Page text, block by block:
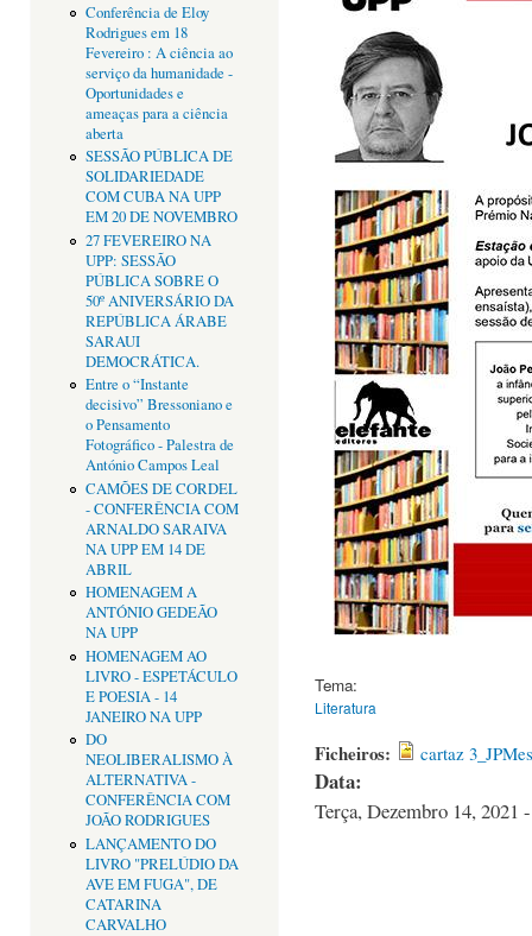
Conferência de Eloy
Rodrigues em 18
Fevereiro : A ciência ao
serviço da humanidade -
Oportunidades e
ameaças para a ciência
aberta
SESSÃO PÚBLICA DE
SOLIDARIEDADE
COM CUBA NA UPP
EM 20 DE NOVEMBRO
27 FEVEREIRO NA
UPP: SESSÃO
PÚBLICA SOBRE O
50º ANIVERSÁRIO DA
REPÚBLICA ÁRABE
SARAUI
DEMOCRÁTICA.
Entre o “Instante
decisivo” Bressoniano e
o Pensamento
Fotográfico - Palestra de
António Campos Leal
CAMÕES DE CORDEL
- CONFERÊNCIA COM
ARNALDO SARAIVA
NA UPP EM 14 DE
ABRIL
HOMENAGEM A
ANTÓNIO GEDEÃO
NA UPP
HOMENAGEM AO
LIVRO - ESPETÁCULO
E POESIA - 14
JANEIRO NA UPP
DO
NEOLIBERALISMO À
ALTERNATIVA -
CONFERÊNCIA COM
JOÃO RODRIGUES
LANÇAMENTO DO
LIVRO "PRELÚDIO DA
AVE EM FUGA", DE
CATARINA
CARVALHO
Tema:
Literatura
Ficheiros: cartaz
Data:
Terça, Dezembro 14, 2021